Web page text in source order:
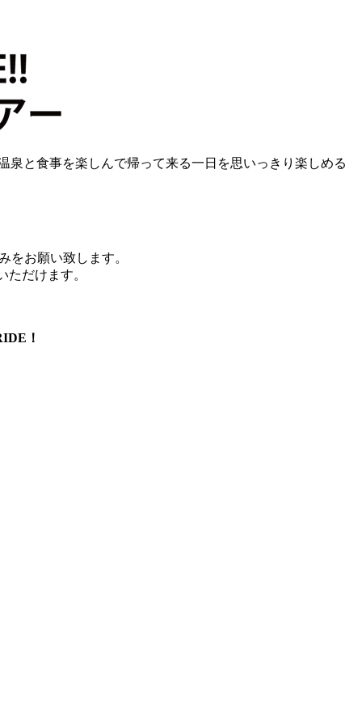
と食事を楽しんで帰って来る一日を思いっきり楽しめる
をお願い致します。
だけます。
！